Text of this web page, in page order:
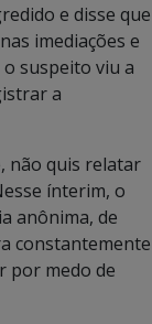
e disse que
imediações e
suspeito viu a
a
não quis relatar
ínterim, o
anônima, de
constantemente
por medo de